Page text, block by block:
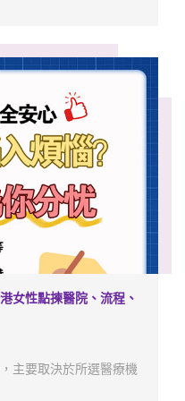
女性點揀醫院、流程、
主要取決於所選醫療機